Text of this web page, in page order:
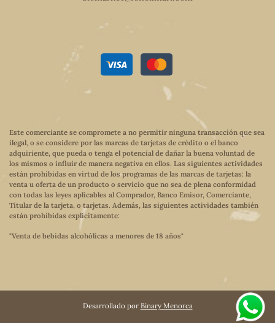
Este comerciante se compromete a no permitir ninguna transacción que sea
ilegal, o se considere por las marcas de tarjetas de crédito o el banco
adquiriente, que pueda o tenga el potencial de dañar la buena voluntad de
los mismos o influir de manera negativa en ellos. Las siguientes actividades
están prohibidas en virtud de los programas de las marcas de tarjetas: la
venta u oferta de un producto o servicio que no sea de plena conformidad
con todas las leyes aplicables al Comprador, Banco Emisor, Comerciante,
Titular de la tarjeta, o tarjetas. Además, las siguientes actividades también
están prohibidas explícitamente:
"Venta de bebidas alcohólicas a menores de 18 años"
Desarrollado por Binary Menorca